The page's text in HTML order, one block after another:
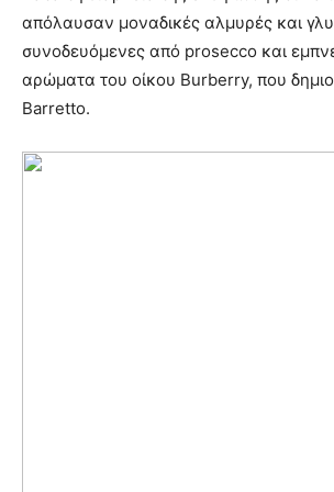
απόλαυσαν μοναδικές αλμυρές και
συνοδευόμενες από prosecco και
αρώματα του οίκου Burberry, που
Barretto.